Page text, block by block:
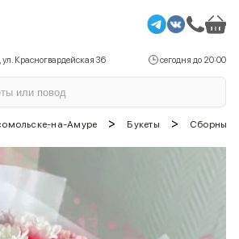
Красногвардейская 36 сегодня до 20:00
на-Амуре > Букеты > Сборные